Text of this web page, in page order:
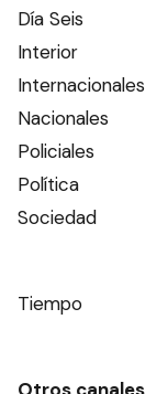
Día Seis
Interior
Internacionales
Nacionales
Policiales
Política
Sociedad
Tiempo